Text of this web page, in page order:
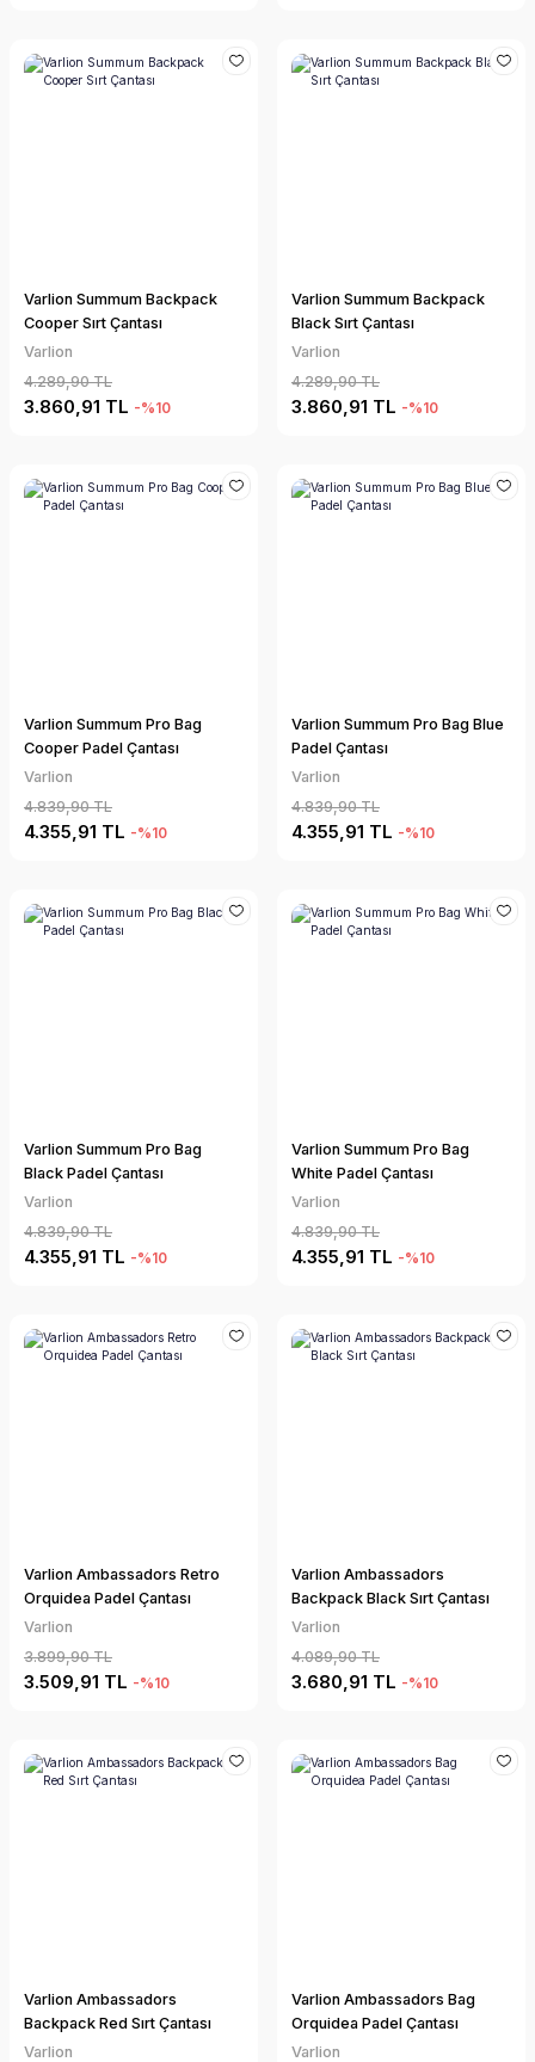
Varlion Summum Backpack
Cooper Sırt Çantası
Varlion
4.289,90 TL
3.860,91 TL -%10
Varlion Summum Backpack
Black Sırt Çantası
Varlion
4.289,90 TL
3.860,91 TL -%10
Varlion Summum Pro Bag
Cooper Padel Çantası
Varlion
4.839,90 TL
4.355,91 TL -%10
Varlion Summum Pro Bag Blue
Padel Çantası
Varlion
4.839,90 TL
4.355,91 TL -%10
Varlion Summum Pro Bag
Black Padel Çantası
Varlion
4.839,90 TL
4.355,91 TL -%10
Varlion Summum Pro Bag
White Padel Çantası
Varlion
4.839,90 TL
4.355,91 TL -%10
Varlion Ambassadors Retro
Orquidea Padel Çantası
Varlion
3.899,90 TL
3.509,91 TL -%10
Varlion Ambassadors
Backpack Black Sırt Çantası
Varlion
4.089,90 TL
3.680,91 TL -%10
Varlion Ambassadors
Backpack Red Sırt Çantası
Varlion
Varlion Ambassadors Bag
Orquidea Padel Çantası
Varlion